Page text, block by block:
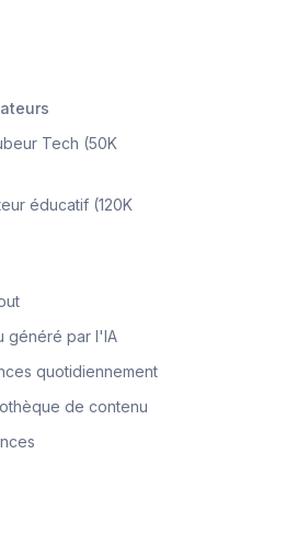
Tech (50K
éducatif (120K
généré par l'IA
quotidiennement
de contenu